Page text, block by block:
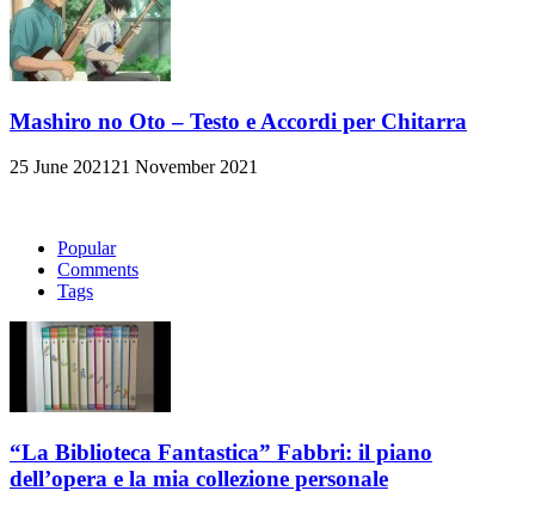
Mashiro no Oto – Testo e Accordi per Chitarra
25 June 2021 21 November 2021
Popular
Comments
Tags
“La Biblioteca Fantastica” Fabbri: il piano
dell’opera e la mia collezione personale